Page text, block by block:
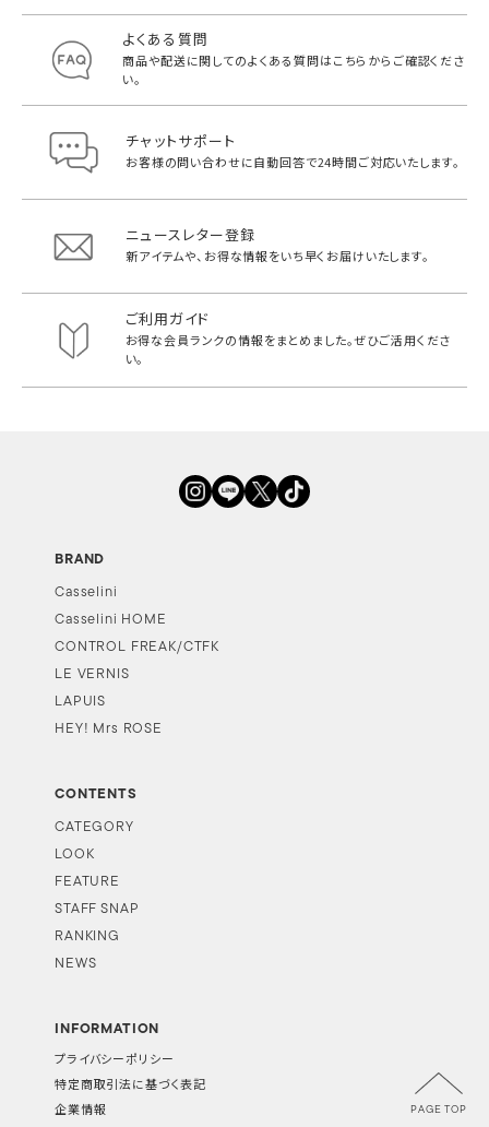
よくある質問
商品や配送に関してのよくある質問はこちらからご確認くださ
い。
チャットサポート
お客様の問い合わせに自動回答で24時間ご対応いたします。
ニュースレター登録
新アイテムや、お得な情報をいち早く お届けいたします。
ご利用ガイド
お得な会員ランクの情報をまとめました。ぜひご活用くださ
い。
BRAND
Casselini
Casselini HOME
CONTROL FREAK/CTFK
LE VERNIS
LAPUIS
HEY! Mrs ROSE
CONTENTS
CATEGORY
LOOK
FEATURE
STAFF SNAP
RANKING
NEWS
INFORMATION
プライバシーポリシー
特定商取引法に基づく表記
企業情報 PAGE TOP